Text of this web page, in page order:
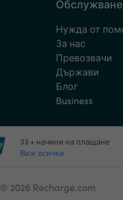
Нужда от
За нас
Превозвачи
Държави
Блог
Business
33 + начини на плащане
Виж всички
© 2026 Recharge.com